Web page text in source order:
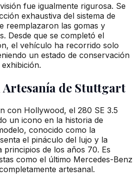
fue igualmente rigurosa. Se
exhaustiva del sistema de
reemplazaron las gomas y
Desde que se completó el
el vehículo ha recorrido solo
un estado de conservación
Artesanía de Stuttgart
con Hollywood, el 280 SE 3.5
un icono en la historia de
conocido como la
el pináculo del lujo y la
principios de los años 70. Es
como el último Mercedes-Benz
artesanal.